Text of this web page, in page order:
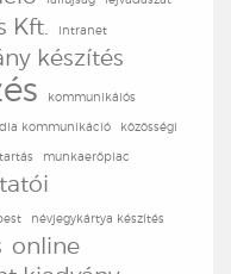
Kft. intranet
készítés
kommunikáiós
kommunikáció közösségi
munkaerőpiac
névjegykártya készítés
online